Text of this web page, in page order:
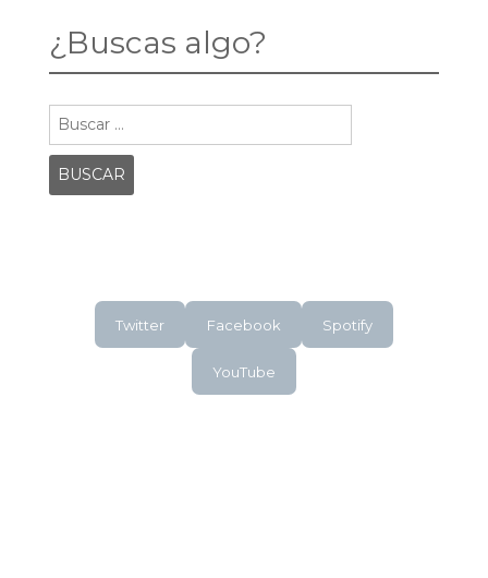
¿Buscas algo?
Twitter Facebook Spotify
YouTube